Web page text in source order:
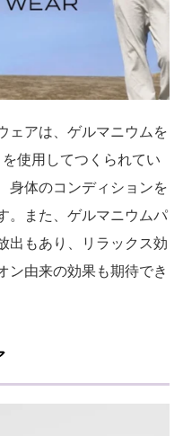
ェアは、ゲルマニウムを
使用してつくられてい
身体のコンディションを
。また、ゲルマニウムパ
出もあり、リラックス効
ン由来の効果も期待でき